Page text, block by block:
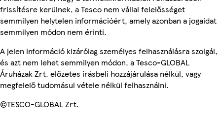
frissítésre kerülnek, a Tesco nem vállal felelősséget
semmilyen helytelen információért, amely azonban a jogaidat
semmilyen módon nem érinti.
A jelen információ kizárólag személyes felhasználásra szolgál,
és azt nem lehet semmilyen módon, a Tesco-GLOBAL
Áruházak Zrt. előzetes írásbeli hozzájárulása nélkül, vagy
megfelelő tudomásul vétele nélkül felhasználni.
©TESCO-GLOBAL Zrt.